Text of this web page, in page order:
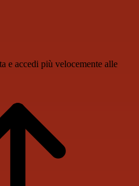
e accedi più velocemente alle